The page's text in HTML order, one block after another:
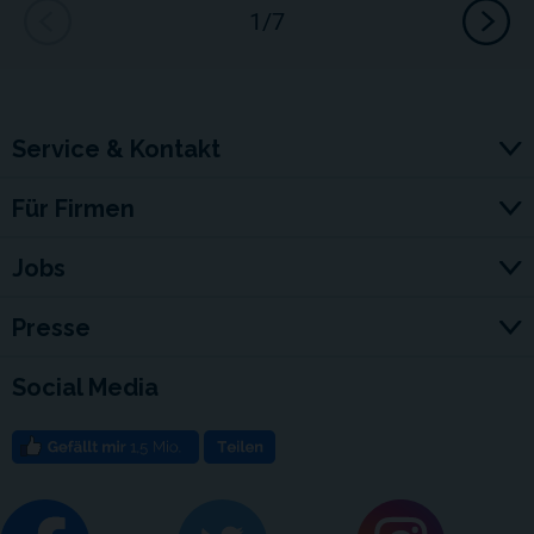
Service & Kontakt
Für Firmen
Jobs
Presse
Social Media